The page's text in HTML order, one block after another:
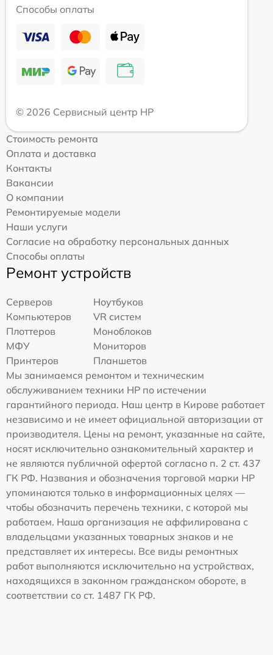
Способы оплаты
© 2026 Сервисный центр HP
Стоимость ремонта
Оплата и доставка
Контакты
Вакансии
О компании
Ремонтируемые модели
Наши услуги
Согласие на обработку персональных данных
Способы оплаты
Ремонт устройств
Серверов
Ноутбуков
Компьютеров
VR систем
Плоттеров
Моноблоков
МФУ
Мониторов
Принтеров
Планшетов
Мы занимаемся ремонтом и техническим
обслуживанием техники HP по истечении
гарантийного периода. Наш центр в Кирове работает
независимо и не имеет официальной авторизации от
производителя. Цены на ремонт, указанные на сайте,
носят исключительно ознакомительный характер и
не являются публичной офертой согласно п. 2 ст. 437
ГК РФ. Названия и обозначения торговой марки HP
упоминаются только в информационных целях —
чтобы обозначить перечень техники, с которой мы
работаем. Наша организация не аффилирована с
владельцами указанных товарных знаков и не
представляет их интересы. Все виды ремонтных
работ выполняются исключительно на устройствах,
находящихся в законном гражданском обороте, в
соответствии со ст. 1487 ГК РФ.